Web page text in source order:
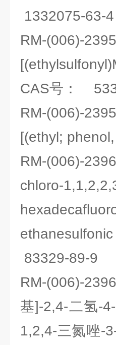
1332075-63-4
RM-(006)-
CAS号：
RM-(006)-
[(ethyl;
RM-(006)-
chloro-
83329-89-9
RM-(006)-
基]-2,4-二氢-
1,2,4-三氮唑